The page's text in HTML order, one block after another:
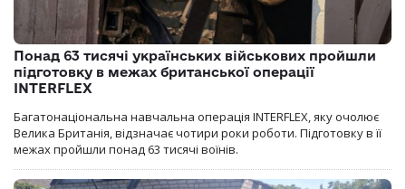
Понад 63 тисячі українських військових пройшли
підготовку в межах британської операції
INTERFLEX
Багатонаціональна навчальна операція INTERFLEX, яку очолює
Велика Британія, відзначає чотири роки роботи. Підготовку в її
межах пройшли понад 63 тисячі воїнів.